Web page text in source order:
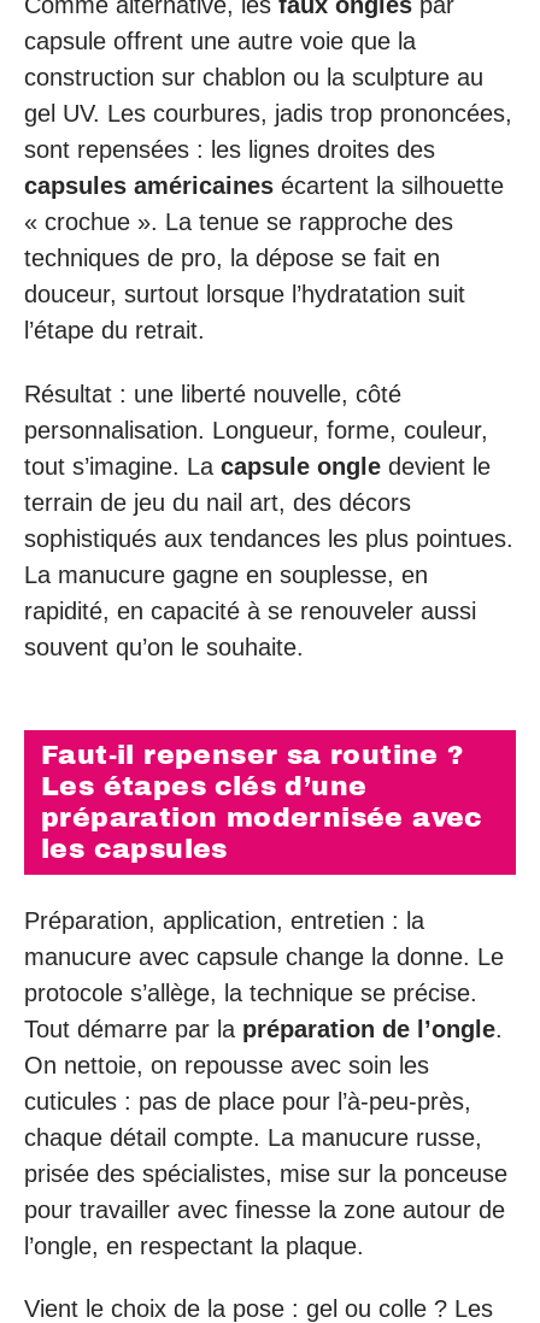
capsule offrent une autre voie que la
construction sur chablon ou la sculpture au
gel UV. Les courbures, jadis trop prononcées,
sont repensées : les lignes droites des
capsules américaines écartent la silhouette
« crochue ». La tenue se rapproche des
techniques de pro, la dépose se fait en
douceur, surtout lorsque l’hydratation suit
l’étape du retrait.
Résultat : une liberté nouvelle, côté
personnalisation. Longueur, forme, couleur,
tout s’imagine. La capsule ongle devient le
terrain de jeu du nail art, des décors
sophistiqués aux tendances les plus pointues.
La manucure gagne en souplesse, en
rapidité, en capacité à se renouveler aussi
souvent qu’on le souhaite.
Faut-il repenser sa routine ?
Les étapes clés d’une
préparation modernisée avec
les capsules
Préparation, application, entretien : la
manucure avec capsule change la donne. Le
protocole s’allège, la technique se précise.
Tout démarre par la préparation de l’ongle.
On nettoie, on repousse avec soin les
cuticules : pas de place pour l’à-peu-près,
chaque détail compte. La manucure russe,
prisée des spécialistes, mise sur la ponceuse
pour travailler avec finesse la zone autour de
l’ongle, en respectant la plaque.
Vient le choix de la pose : gel ou colle ? Les